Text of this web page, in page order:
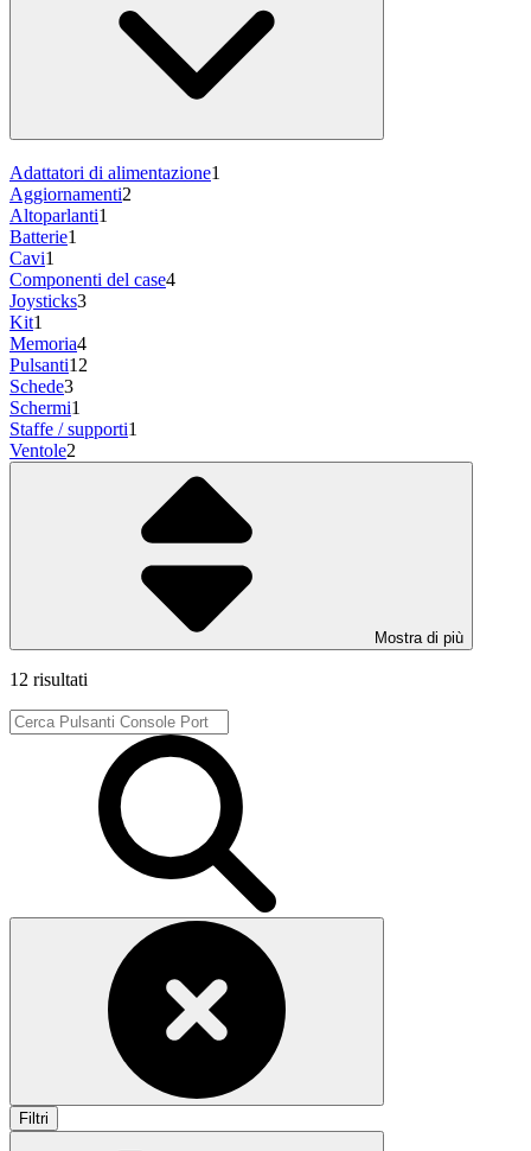
Adattatori di alimentazione1
Aggiornamenti2
Altoparlanti1
Batterie1
Cavi1
Componenti del case4
Joysticks3
Kit1
Memoria4
Pulsanti12
Schede3
Schermi1
Staffe / supporti1
Ventole2
Mostra di più
12 risultati
Filtri